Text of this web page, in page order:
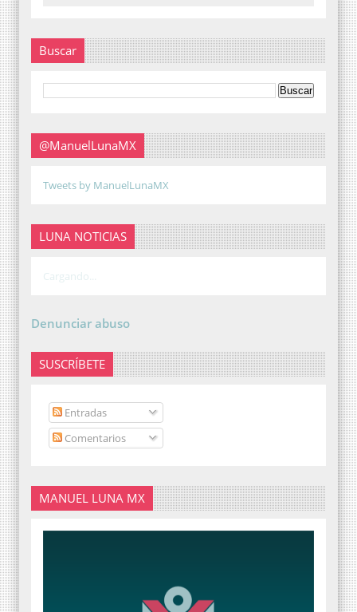
Buscar
@ManuelLunaMX
Tweets by ManuelLunaMX
LUNA NOTICIAS
Cargando...
Denunciar abuso
SUSCRÍBETE
Entradas
Comentarios
MANUEL LUNA MX